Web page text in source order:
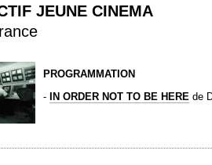
JEUNE CINEMA
PROGRAMMATION
-
IN ORDER NOT TO BE HERE de